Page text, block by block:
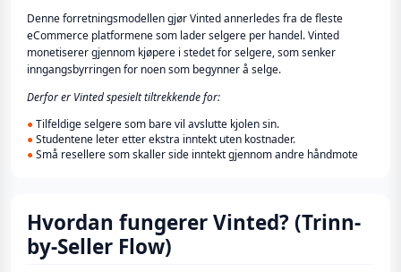
Denne forretningsmodellen gjør Vinted annerledes fra de fleste
eCommerce platformene som lader selgere per handel. Vinted
monetiserer gjennom kjøpere i stedet for selgere, som senker
inngangsbyrringen for noen som begynner å selge.
Derfor er Vinted spesielt tiltrekkende for:
●Tilfeldige selgere som bare vil avslutte kjolen sin.
●Studentene leter etter ekstra inntekt uten kostnader.
●Små resellere som skaller side inntekt gjennom andre håndmote
Hvordan fungerer Vinted? (Trinn-
by-Seller Flow)